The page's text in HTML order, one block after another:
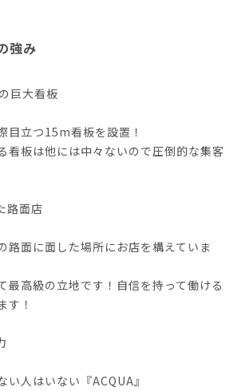
強み
巨大看板
目立つ15m看板を設置！
看板は他には中々ないので圧倒的な集客
路面店
路面に面した場所にお店を構えていま
最高級の立地です！自信を持って働ける
す！
い人はいない『ACQUA』